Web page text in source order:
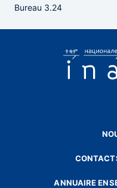
Bureau 3.24
ANNUAIRE